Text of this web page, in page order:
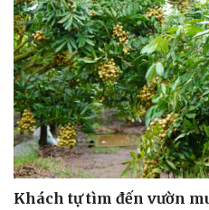
Khách tự tìm đến vườn